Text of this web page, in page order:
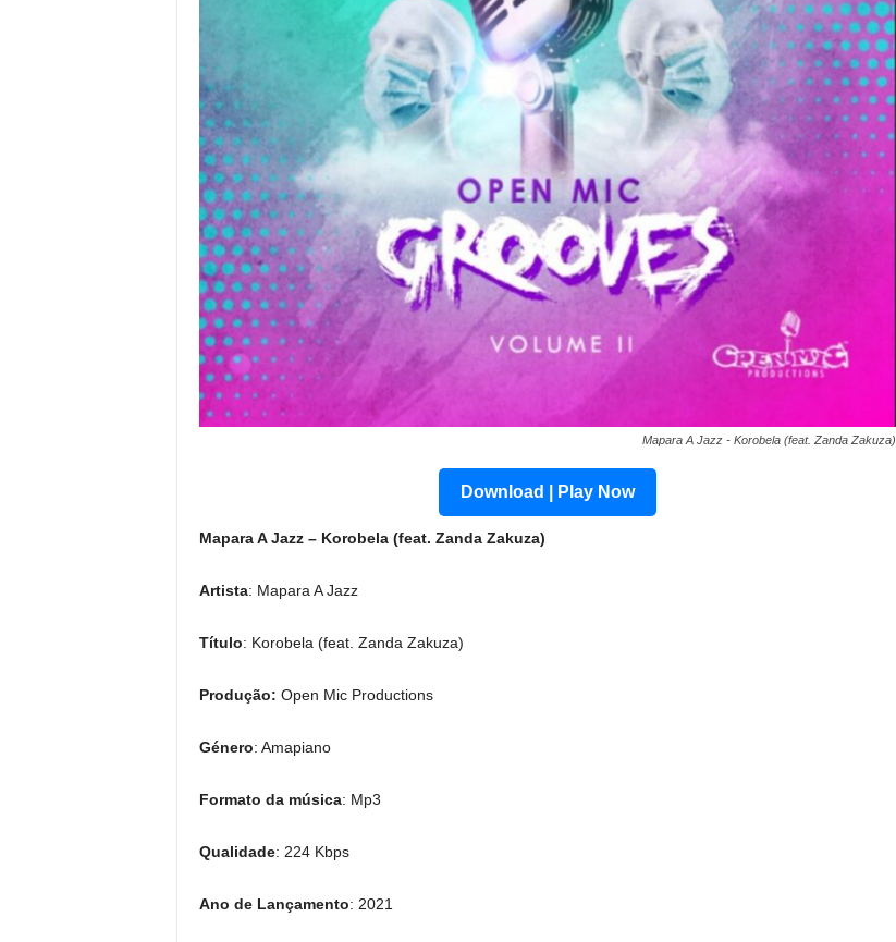
Mapara A Jazz - Korobela (feat. Zanda Zakuza)
Download | Play Now
Mapara A Jazz – Korobela (feat. Zanda Zakuza)
Artista: Mapara A Jazz
Título: Korobela (feat. Zanda Zakuza)
Produção: Open Mic Productions
Género: Amapiano
Formato da música: Mp3
Qualidade: 224 Kbps
Ano de Lançamento: 2021